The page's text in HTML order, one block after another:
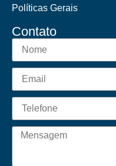
Políticas Gerais
Contato